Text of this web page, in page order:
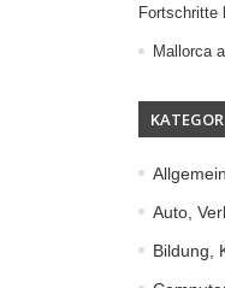
Fortschritte
Mallorca
Allgemein
Auto,
Bildung,